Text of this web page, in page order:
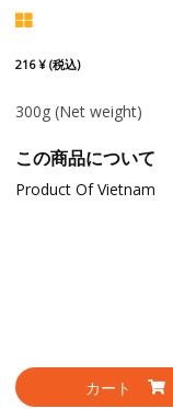
216 ¥ (税込)
300g (Net weight)
この商品について
Product Of Vietnam
カート